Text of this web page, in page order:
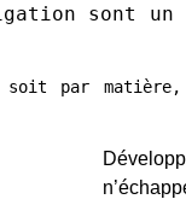
sont un
soit par